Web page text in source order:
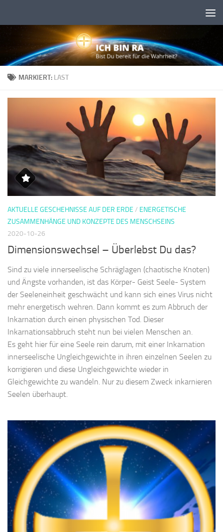
MARKIERT: LAST
AKTUELLE GESCHEHNISSE AUF DER ERDE / ENERGETISCHE
ZUSAMMENHÄNGE UND KONZEPTE DES MENSCHSEINS
2020-10-26
Dimensionswechsel – Überlebst Du das?
Sind zu viele innerseelische Schräglagen (chaotische Knoten)
und Ängste vorhanden, ist das Körper- Geist Seele- System
der Seeleneinheit geschwächt und kann sich eines Virus nicht
mehr energetisch wehren. Dann kommt es zum Abbruch der
Inkarnation durch einen physischen Tod. Dieser
Inkarnationsabbruch steht nun bei vielen Menschen an.
Es geht hier für eine Seele rein darum, mit einer Inkarnation
innerseelische Ungleichgewichte in ihren einzelnen Seelen zu
korrigieren und diese Ungleichgewichte wieder in
Gleichgewichte zu wandeln. Nur zu diesem Zweck inkarnieren
Seelen überhaupt.